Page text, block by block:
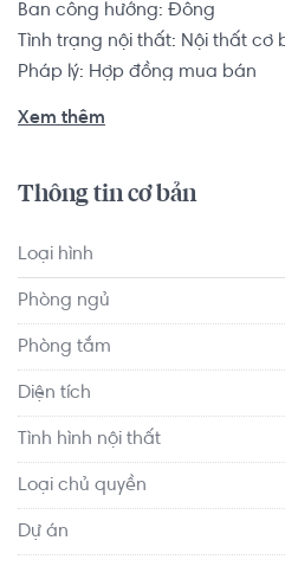
Ban công hướng: Đông
Tình trạng nội thất: Nội thất cơ
Pháp lý: Hợp đồng mua bán
Đại học Quốc gia TP.HCM, 5
Trung tâm TP.HCM.
Căn hộ có vị trí cách Trường
ĐHQG TP.HCM khoảng 2.6km,
Club Fitness & Yoga khoảng
Tạo Nhà Thiếu Nhi Thủ Đức
dục và giải trí.
Xem thêm
Thông tin cơ bản
Loại hình
Phòng ngủ
Phòng tắm
Diện tích
Tình hình nội thất
Loại chủ quyền
Dự án